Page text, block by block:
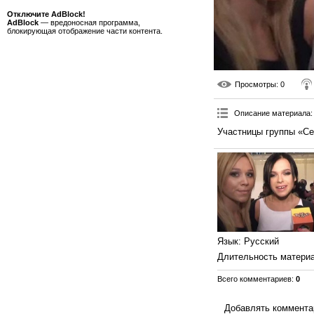
Отключите AdBlock!
AdBlock — вредоносная программа,
блокирующая отображение части контента.
Просмотры: 0
Описание материала:
Участницы группы
Язык: Русский
Длительность
Всего комментариев: 0
Добавлять